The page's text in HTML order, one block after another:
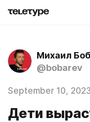
Михаил
@bobarev
September 10,
Дети